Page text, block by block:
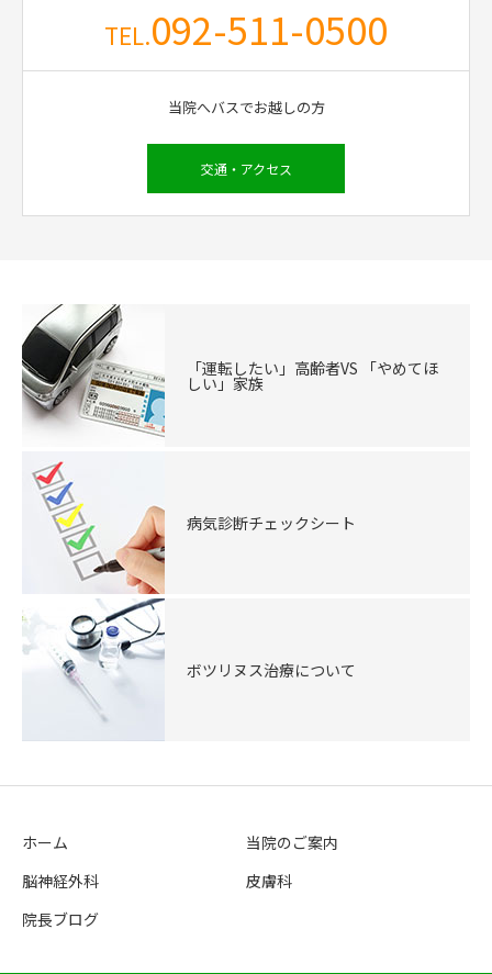
TEL.092-511-0500
当院へバスでお越しの方
交通・アクセス
「運転したい」高齢者VS 「やめてほ
しい」家族
病気診断チェックシート
ボツリヌス治療について
ホーム
当院のご案内
脳神経外科
皮膚科
院長ブログ